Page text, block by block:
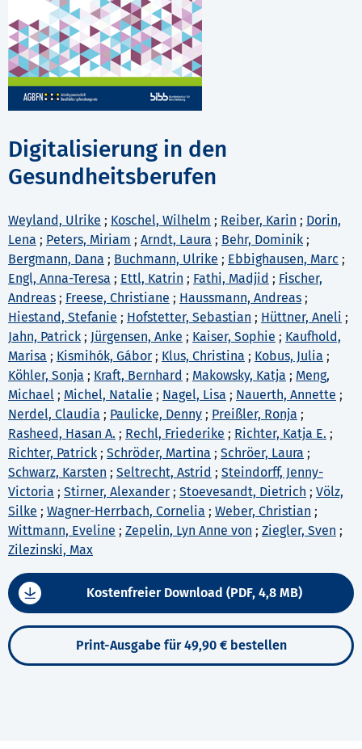
Digitalisierung in den
Gesundheitsberufen
Weyland, Ulrike ; Koschel, Wilhelm ; Reiber, Karin ; Dorin,
Lena ; Peters, Miriam ; Arndt, Laura ; Behr, Dominik ;
Bergmann, Dana ; Buchmann, Ulrike ; Ebbighausen, Marc ;
Engl, Anna-Teresa ; Ettl, Katrin ; Fathi, Madjid ; Fischer,
Andreas ; Freese, Christiane ; Haussmann, Andreas ;
Hiestand, Stefanie ; Hofstetter, Sebastian ; Hüttner, Aneli ;
Jahn, Patrick ; Jürgensen, Anke ; Kaiser, Sophie ; Kaufhold,
Marisa ; Kismihók, Gábor ; Klus, Christina ; Kobus, Julia ;
Köhler, Sonja ; Kraft, Bernhard ; Makowsky, Katja ; Meng,
Michael ; Michel, Natalie ; Nagel, Lisa ; Nauerth, Annette ;
Nerdel, Claudia ; Paulicke, Denny ; Preißler, Ronja ;
Rasheed, Hasan A. ; Rechl, Friederike ; Richter, Katja E. ;
Richter, Patrick ; Schröder, Martina ; Schröer, Laura ;
Schwarz, Karsten ; Seltrecht, Astrid ; Steindorff, Jenny-
Victoria ; Stirner, Alexander ; Stoevesandt, Dietrich ; Völz,
Silke ; Wagner-Herrbach, Cornelia ; Weber, Christian ;
Wittmann, Eveline ; Zepelin, Lyn Anne von ; Ziegler, Sven ;
Zilezinski, Max
Kostenfreier Download (PDF, 4,8 MB)
Print-Ausgabe für 49,90 € bestellen